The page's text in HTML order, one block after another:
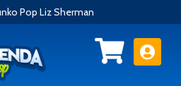
Pop Liz Sherman